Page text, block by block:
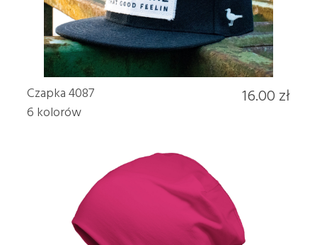
Czapka 4087
6 kolorów
16.00 zł